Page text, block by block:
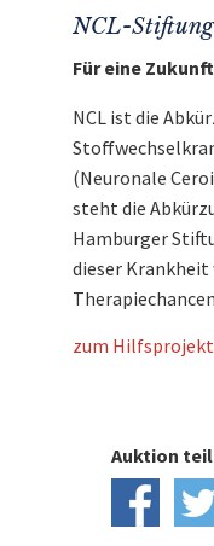
NCL-Stiftung
Für eine
NCL ist die
(Neuronale
steht die
Hamburger
dieser
zum
Auktion